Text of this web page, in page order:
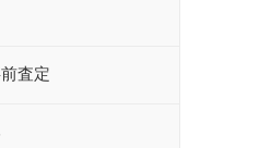
査定